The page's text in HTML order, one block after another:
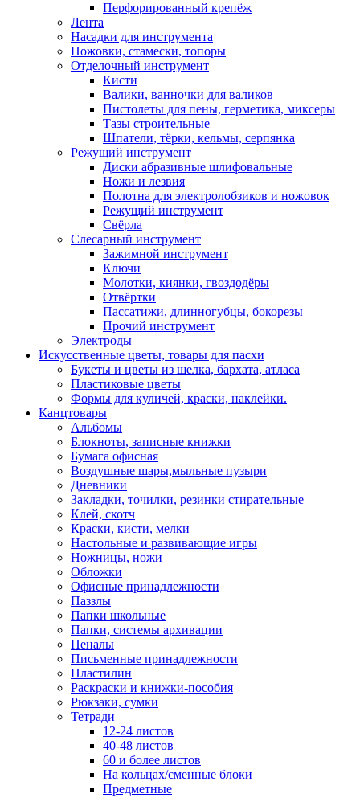
Перфорированный крепёж
Лента
Насадки для инструмента
Ножовки, стамески, топоры
Отделочный инструмент
Кисти
Валики, ванночки для валиков
Пистолеты для пены, герметика, миксеры
Тазы строительные
Шпатели, тёрки, кельмы, серпянка
Режущий инструмент
Диски абразивные шлифовальные
Ножи и лезвия
Полотна для электролобзиков и ножовок
Режущий инструмент
Свёрла
Слесарный инструмент
Зажимной инструмент
Ключи
Молотки, киянки, гвоздодёры
Отвёртки
Пассатижи, длинногубцы, бокорезы
Прочий инструмент
Электроды
Искусственные цветы, товары для пасхи
Букеты и цветы из шелка, бархата, атласа
Пластиковые цветы
Формы для куличей, краски, наклейки.
Канцтовары
Альбомы
Блокноты, записные книжки
Бумага офисная
Воздушные шары,мыльные пузыри
Дневники
Закладки, точилки, резинки стирательные
Клей, скотч
Краски, кисти, мелки
Настольные и развивающие игры
Ножницы, ножи
Обложки
Офисные принадлежности
Паззлы
Папки школьные
Папки, системы архивации
Пеналы
Письменные принадлежности
Пластилин
Раскраски и книжки-пособия
Рюкзаки, сумки
Тетради
12-24 листов
40-48 листов
60 и более листов
На кольцах/сменные блоки
Предметные